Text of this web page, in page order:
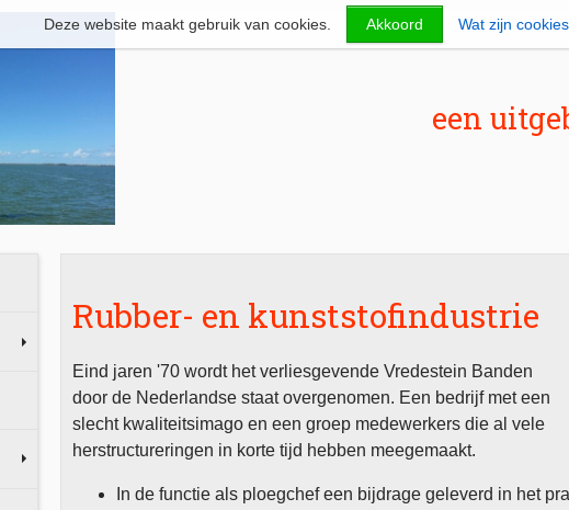
een
Rubber- en kunststofindustrie
Eind jaren '70 wordt het verliesgevende Vredestein Banden
door de Nederlandse staat overgenomen. Een bedrijf met een
slecht kwaliteitsimago en een groep medewerkers die al vele
herstructureringen in korte tijd hebben meegemaakt.
In de functie als ploegchef een bijdrage geleverd in het
Deze website maakt gebruik van cookies. Akkoord Wat zijn